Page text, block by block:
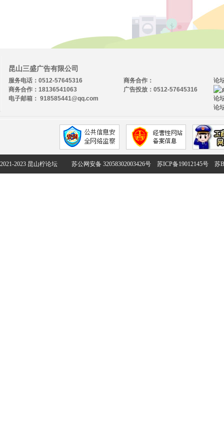
昆山三盛广告有限公司
服务电话：0512-57645316
商务合作：18136541063
电子邮箱： 918585441@qq.com
论
论
论
商务合作：
广告投放：0512-57645316
2021-2023 昆山柠论坛 苏公网安备 32058302003426号 苏ICP备19012145号 苏